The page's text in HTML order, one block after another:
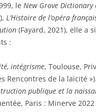
le New Grove Dictionary
), L’Histoire de l’opéra
(Fayard, 2021), elle a
:
intégrisme, Toulouse,
Rencontres de la laïcité »).
publique et la
Paris : Minerve 2022